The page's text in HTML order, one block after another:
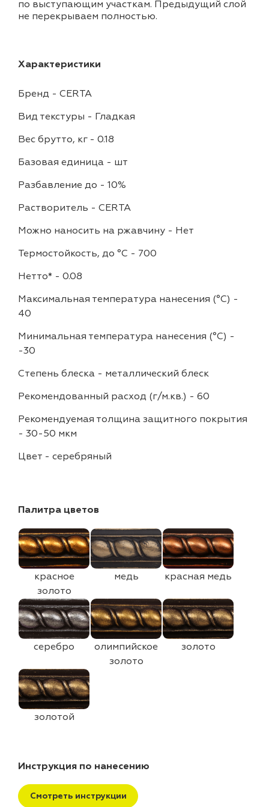
по выступающим участкам. Предыдущий слой
не перекрываем полностью.
Характеристики
Бренд - CERTA
Вид текстуры - Гладкая
Вес брутто, кг - 0.18
Базовая единица - шт
Разбавление до - 10%
Растворитель - CERTA
Можно наносить на ржавчину - Нет
Термостойкость, до °C - 700
Нетто* - 0.08
Максимальная температура нанесения (°С) -
40
Минимальная температура нанесения (°С) -
-30
Степень блеска - металлический блеск
Рекомендованный расход (г/м.кв.) - 60
Рекомендуемая толщина защитного покрытия
- 30-50 мкм
Цвет - серебряный
Палитра цветов
красное
золото
медь красная медь
серебро
олимпийское
золото
золото
золотой
Инструкция по нанесению
Смотреть инструкции